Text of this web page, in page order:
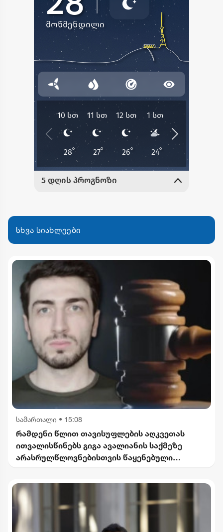
სხვა სიახლეები
სამართალი • 15:08
რამდენი წლით თავისუფლების აღკვეთას
ითვალისწინებს გიგა ავალიანის საქმეზე
არასრულწლოვნებისთვის წაყენებული